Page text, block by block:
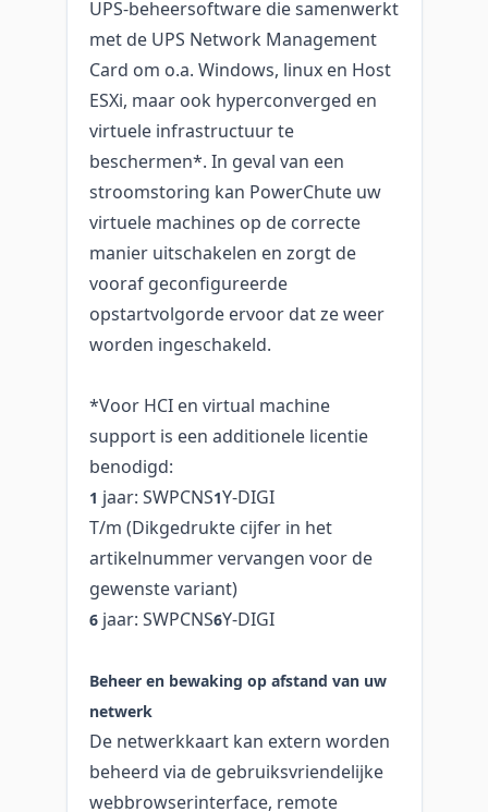
UPS-beheersoftware die samenwerkt
met de UPS Network Management
Card om o.a. Windows, linux en Host
ESXi, maar ook hyperconverged en
virtuele infrastructuur te
beschermen*. In geval van een
stroomstoring kan PowerChute uw
virtuele machines op de correcte
manier uitschakelen en zorgt de
vooraf geconfigureerde
opstartvolgorde ervoor dat ze weer
worden ingeschakeld.
*Voor HCI en virtual machine
support is een additionele licentie
benodigd:
1 jaar: SWPCNS1Y-DIGI
T/m (Dikgedrukte cijfer in het
artikelnummer vervangen voor de
gewenste variant)
6jaar: SWPCNS6Y-DIGI
Beheer en bewaking op afstand van uw
netwerk
De netwerkkaart kan extern worden
beheerd via de gebruiksvriendelijke
webbrowserinterface, remote